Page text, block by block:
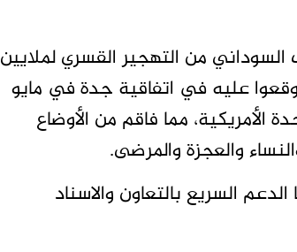
السوداني من التهجير القسري لملايين
وقعوا عليه في اتفاقية جدة في مايو
الأمريكية، مما فاقم من الأوضاع
والعجزة والمرضى.
السريع بالتعاون والاسناد